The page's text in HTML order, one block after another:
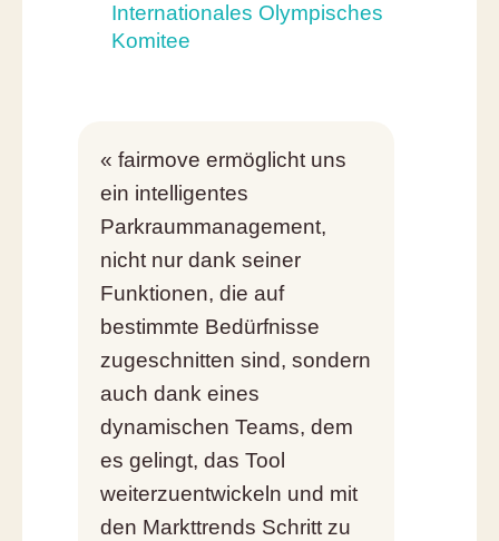
Internationales Olympisches
Komitee
« fairmove ermöglicht uns
ein intelligentes
Parkraummanagement,
nicht nur dank seiner
Funktionen, die auf
bestimmte Bedürfnisse
zugeschnitten sind, sondern
auch dank eines
dynamischen Teams, dem
es gelingt, das Tool
weiterzuentwickeln und mit
den Markttrends Schritt zu